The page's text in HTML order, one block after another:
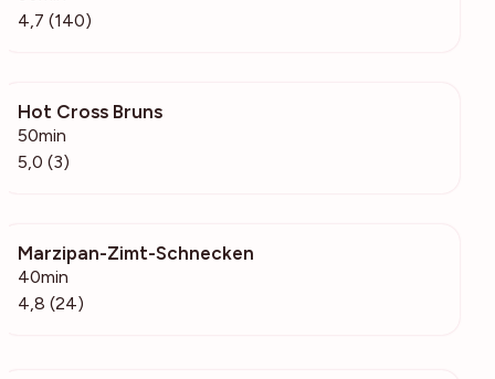
4,7 (140)
Hot Cross Bruns
50min
5,0 (3)
Marzipan-Zimt-Schnecken
40min
4,8 (24)